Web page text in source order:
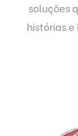
soluções
histórias